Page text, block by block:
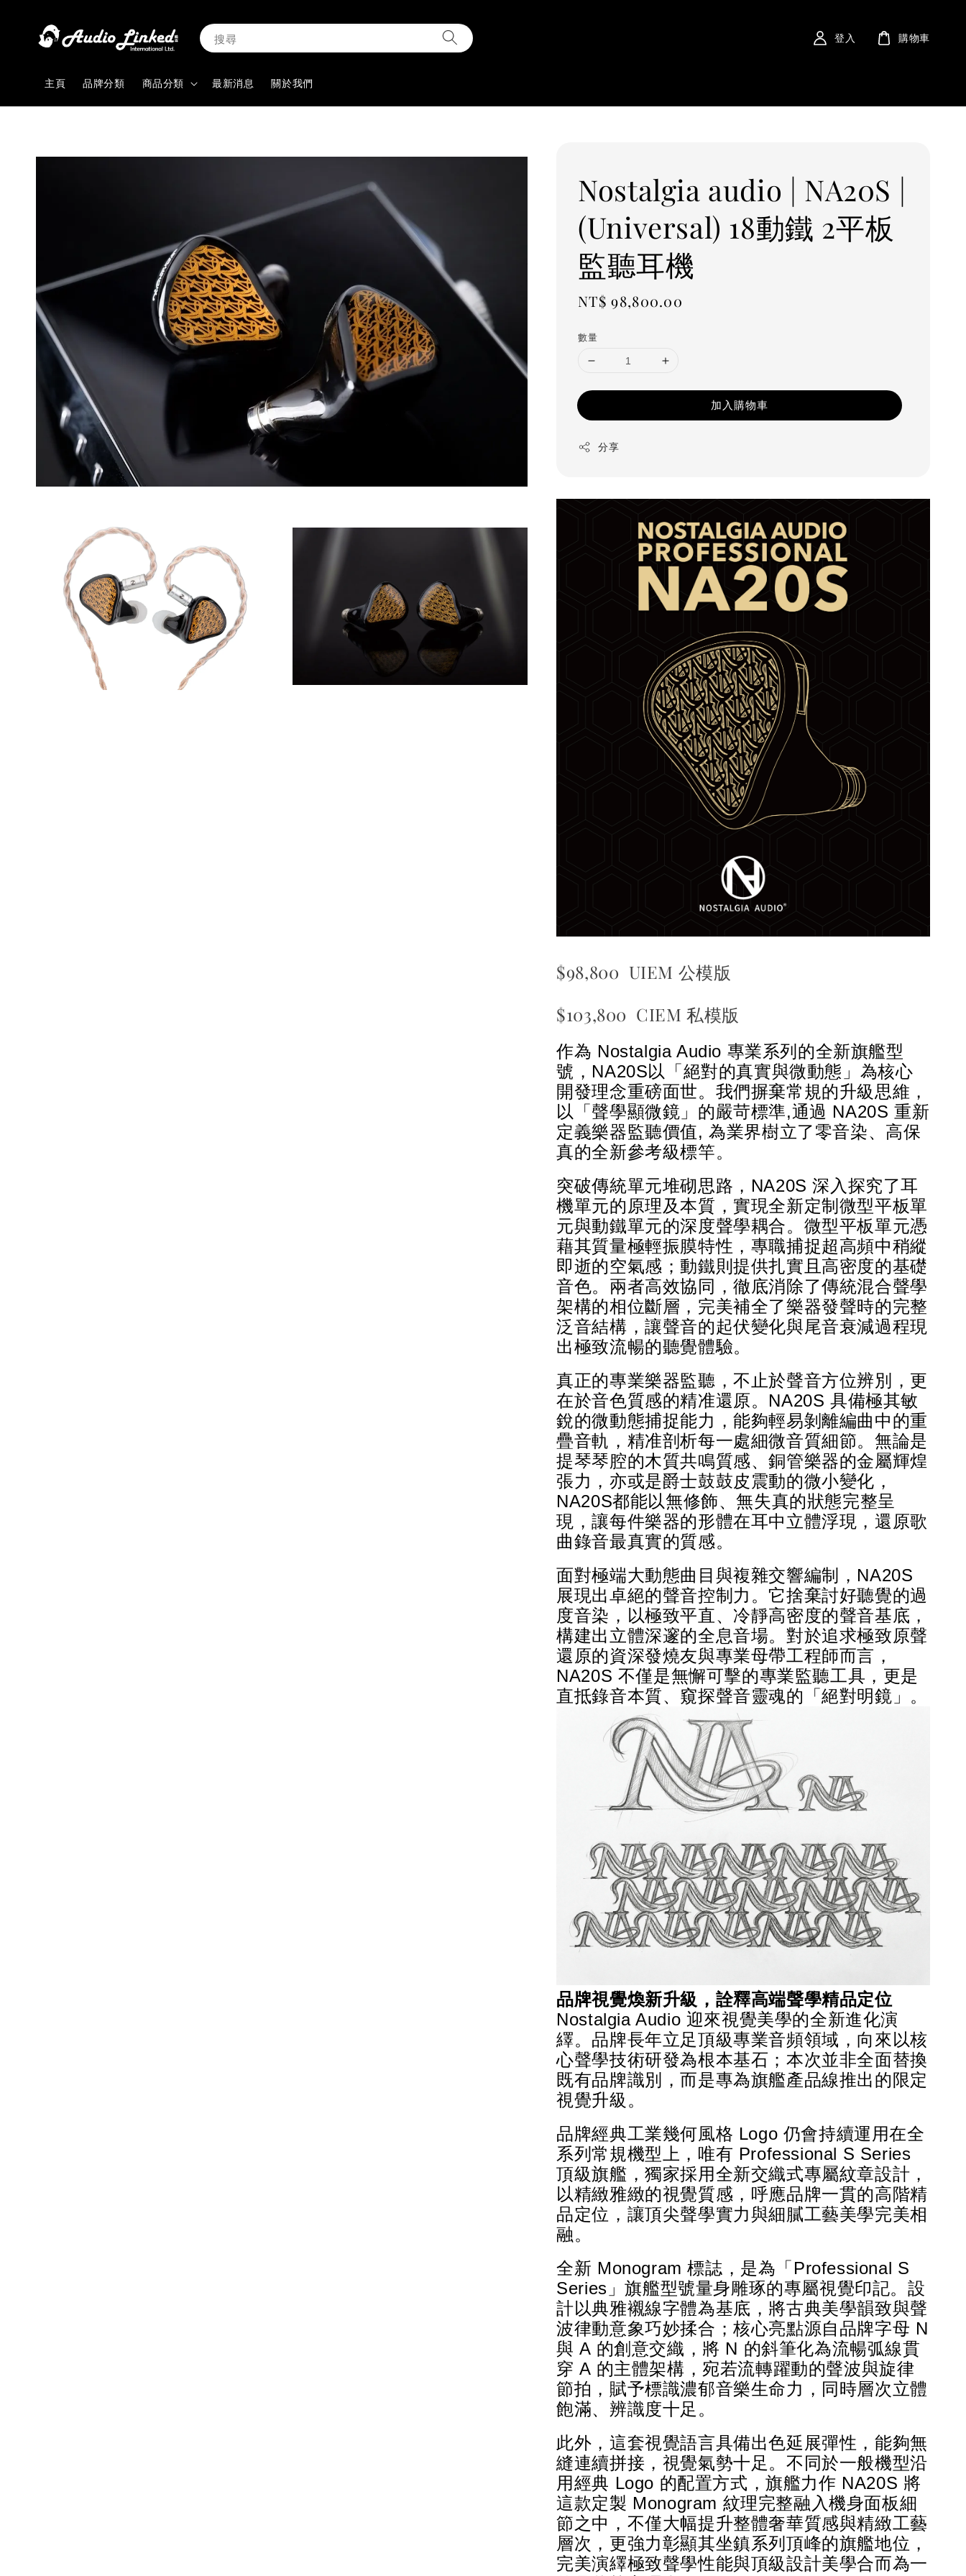
搜尋
主頁 品牌分類 商品分類 最新消息 關於我們
登入 購物車
Nostalgia audio | NA20S |
(Universal) 18動鐵 2平板
監聽耳機
Regular
NT$ 98,800.00
數量
加入購物車
分享
$98,800 UIEM 公模版
$103,800 CIEM 私模版
作為 Nostalgia Audio 專業系列的全新旗艦型
號，NA20S以「絕對的真實與微動態」為核心
開發理念重磅面世。我們摒棄常規的升級思維，
以「聲學顯微鏡」的嚴苛標準,通過 NA20S 重新
定義樂器監聽價值, 為業界樹立了零音染、高保
真的全新參考級標竿。
突破傳統單元堆砌思路，NA20S 深入探究了耳
機單元的原理及本質，實現全新定制微型平板單
元與動鐵單元的深度聲學耦合。微型平板單元憑
藉其質量極輕振膜特性，專職捕捉超高頻中稍縱
即逝的空氣感；動鐵則提供扎實且高密度的基礎
音色。兩者高效協同，徹底消除了傳統混合聲學
架構的相位斷層，完美補全了樂器發聲時的完整
泛音結構，讓聲音的起伏變化與尾音衰減過程現
出極致流暢的聽覺體驗。
真正的專業樂器監聽，不止於聲音方位辨別，更
在於音色質感的精准還原。NA20S 具備極其敏
銳的微動態捕捉能力，能夠輕易剝離編曲中的重
疊音軌，精准剖析每一處細微音質細節。無論是
提琴琴腔的木質共鳴質感、銅管樂器的金屬輝煌
張力，亦或是爵士鼓鼓皮震動的微小變化，
NA20S都能以無修飾、無失真的狀態完整呈
現，讓每件樂器的形體在耳中立體浮現，還原歌
曲錄音最真實的質感。
面對極端大動態曲目與複雜交響編制，NA20S
展現出卓絕的聲音控制力。它捨棄討好聽覺的過
度音染，以極致平直、冷靜高密度的聲音基底，
構建出立體深邃的全息音場。對於追求極致原聲
還原的資深發燒友與專業母帶工程師而言，
NA20S 不僅是無懈可擊的專業監聽工具，更是
直抵錄音本質、窺探聲音靈魂的「絕對明鏡」。
品牌視覺煥新升級，詮釋高端聲學精品定位
Nostalgia Audio 迎來視覺美學的全新進化演
繹。品牌長年立足頂級專業音頻領域，向來以核
心聲學技術研發為根本基石；本次並非全面替換
既有品牌識別，而是專為旗艦產品線推出的限定
視覺升級。
品牌經典工業幾何風格 Logo 仍會持續運用在全
系列常規機型上，唯有 Professional S Series
頂級旗艦，獨家採用全新交織式專屬紋章設計，
以精緻雅緻的視覺質感，呼應品牌一貫的高階精
品定位，讓頂尖聲學實力與細膩工藝美學完美相
融。
全新 Monogram 標誌，是為「Professional S
Series」旗艦型號量身雕琢的專屬視覺印記。設
計以典雅襯線字體為基底，將古典美學韻致與聲
波律動意象巧妙揉合；核心亮點源自品牌字母 N
與 A 的創意交織，將 N 的斜筆化為流暢弧線貫
穿 A 的主體架構，宛若流轉躍動的聲波與旋律
節拍，賦予標識濃郁音樂生命力，同時層次立體
飽滿、辨識度十足。
此外，這套視覺語言具備出色延展彈性，能夠無
縫連續拼接，視覺氣勢十足。不同於一般機型沿
用經典 Logo 的配置方式，旗艦力作 NA20S 將
這款定製 Monogram 紋理完整融入機身面板細
節之中，不僅大幅提升整體奢華質感與精緻工藝
層次，更強力彰顯其坐鎮系列頂峰的旗艦地位，
完美演繹極致聲學性能與頂級設計美學合而為一